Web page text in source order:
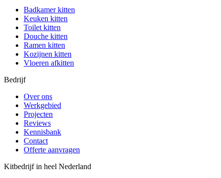
Badkamer kitten
Keuken kitten
Toilet kitten
Douche kitten
Ramen kitten
Kozijnen kitten
Vloeren afkitten
Bedrijf
Over ons
Werkgebied
Projecten
Reviews
Kennisbank
Contact
Offerte aanvragen
Kitbedrijf in heel Nederland